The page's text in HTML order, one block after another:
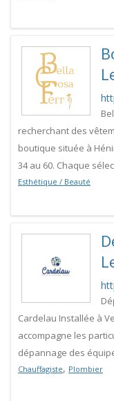
recherchant des
boutique située à
34 au 60. Chaque
Esthétique / Beauté
Cardelau Installée à
accompagne les
dépannage des
Chauffagiste, Plombier